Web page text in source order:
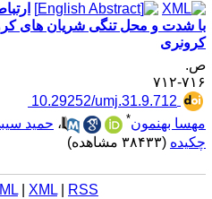
شدت و محل تنگی شریان های
۷۱۲
‎ 10.29252/umj.31.9.712
بهنمون
،حمید سیبی
(۳۸۴۳۳ مشاهده)
|XML |RSS